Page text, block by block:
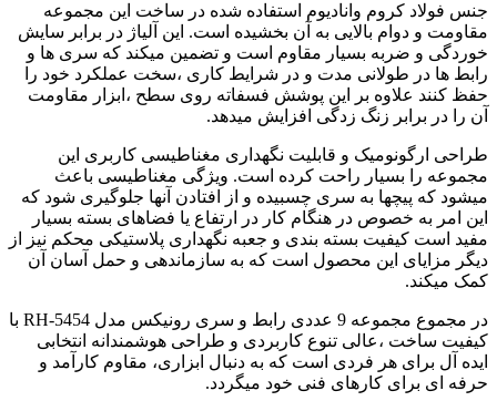
جنس فولاد کروم وانادیوم استفاده شده در ساخت این مجموعه
مقاومت و دوام بالایی به آن بخشیده است. این آلیاژ در برابر سایش
خوردگی و ضربه بسیار مقاوم است و تضمین میکند که سری ها و
رابط ها در طولانی مدت و در شرایط کاری ،سخت عملکرد خود را
حفظ کنند علاوه بر این پوشش فسفاته روی سطح ،ابزار مقاومت
آن را در برابر زنگ زدگی افزایش میدهد.
طراحی ارگونومیک و قابلیت نگهداری مغناطیسی کاربری این
مجموعه را بسیار راحت کرده است. ویژگی مغناطیسی باعث
میشود که پیچها به سری چسبیده و از افتادن آنها جلوگیری شود که
این امر به خصوص در هنگام کار در ارتفاع یا فضاهای بسته بسیار
مفید است کیفیت بسته بندی و جعبه نگهداری پلاستیکی محکم نیز از
دیگر مزایای این محصول است که به سازماندهی و حمل آسان آن
کمک میکند.
در مجموع مجموعه 9 عددی رابط و سری رونیکس مدل 5454-RH با
کیفیت ساخت ،عالی تنوع کاربردی و طراحی هوشمندانه انتخابی
ایده آل برای هر فردی است که به دنبال ابزاری، مقاوم کارآمد و
حرفه ای برای کارهای فنی خود میگردد.